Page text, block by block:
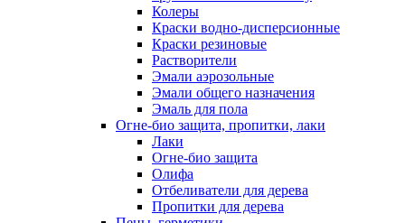
Колеры
Краски водно-дисперсионные
Краски резиновые
Растворители
Эмали аэрозольные
Эмали общего назначения
Эмаль для пола
Огне-био защита, пропитки, лаки
Лаки
Огне-био защита
Олифа
Отбеливатели для дерева
Пропитки для дерева